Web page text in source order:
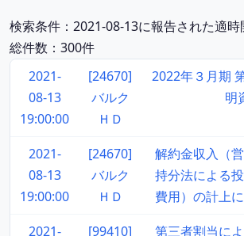
検索条件：2021-08-13に報告された適時
総件数：300件
2021-
08-13
19:00:00
[24670]
バルク
ＨＤ
2022年３月期
明
2021-
08-13
19:00:00
[24670]
バルク
ＨＤ
解約金収入（
持分法による
費用）の計上
2021-
[99410]
第三者割当に